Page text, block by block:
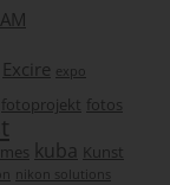
Excire expo
fotoprojekt fotos
kuba Kunst
nikon solutions